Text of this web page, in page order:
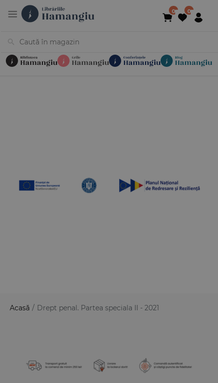
Acasă / Drept penal. Partea speciala II - 2021